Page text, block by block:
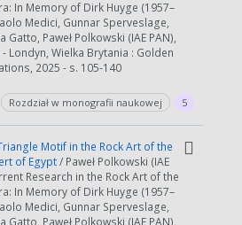
In Memory of Dirk Huyge (1957–
Medici, Gunnar Sperveslage,
Gatto, Paweł Polkowski (IAE PAN),
Londyn, Wielka Brytania : Golden
2025 - s. 105-140
Rozdział w monografii naukowej 5
Motif in the Rock Art of the
of Egypt/ Paweł Polkowski (IAE
Research in the Rock Art of the
In Memory of Dirk Huyge (1957–
Medici, Gunnar Sperveslage,
Gatto, Paweł Polkowski (IAE PAN),